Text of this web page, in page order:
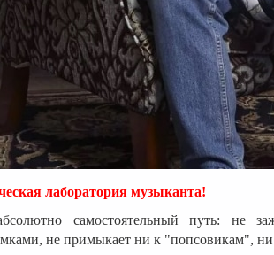
лаборатория музыканта!
самостоятельный путь: не
не примыкает ни к "попсовикам",